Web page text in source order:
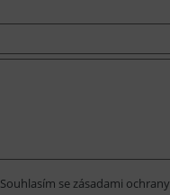
Souhlasím se zásadami ochrany